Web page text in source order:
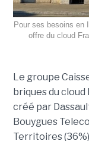
Pour ses besoins en
offre du cloud
Le groupe
briques du
créé par
Bouygues
Territoires